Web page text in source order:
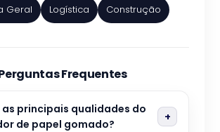
Geral Logística Construção
Frequentes
as principais qualidades do
de papel gomado?